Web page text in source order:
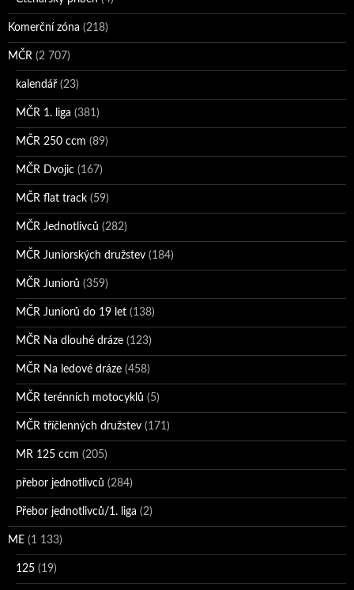
Komerční zóna (218)
MČR (2 707)
kalendář (23)
MČR 1. liga (381)
MČR 250 ccm (89)
MČR Dvojic (167)
MČR flat track (59)
MČR Jednotlivců (282)
MČR Juniorských družstev (184)
MČR Juniorů (359)
MČR Juniorů do 19 let (138)
MČR Na dlouhé dráze (123)
MČR Na ledové dráze (458)
MČR terénních motocyklů (5)
MČR tříčlenných družstev (171)
MR 125 ccm (205)
přebor jednotlivců (284)
Přebor jednotlivců/1. liga (2)
ME (1 133)
125 (19)